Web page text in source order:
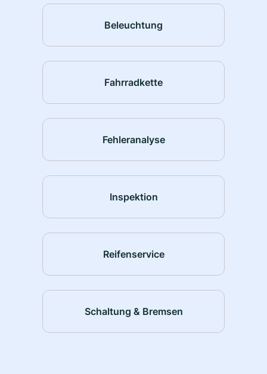
Beleuchtung
Fahrradkette
Fehleranalyse
Inspektion
Reifenservice
Schaltung & Bremsen